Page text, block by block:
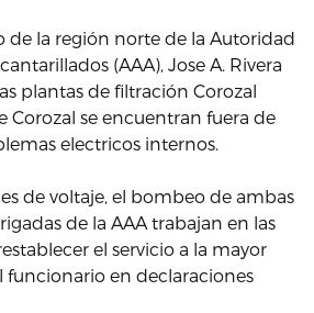
de la región norte de la Autoridad
(AAA), Jose A. Rivera
plantas de filtración Corozal
Corozal se encuentran fuera de
electricos internos.
de voltaje, el bombeo de ambas
de la AAA trabajan en las
el servicio a la mayor
funcionario en declaraciones